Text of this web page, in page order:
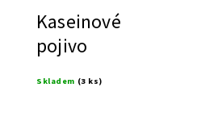
Kaseinové
pojivo
Skladem (3 ks)